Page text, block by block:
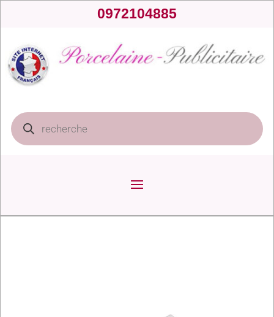
0972104885
Recherche
de
produits